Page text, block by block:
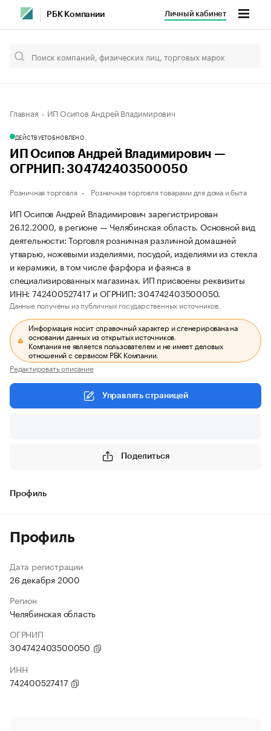
РБК Компании Личный кабинет
Главная ИП Осипов Андрей Владимирович
ДЕЙСТВУЕТОБНОВЛЕНО
ИП Осипов Андрей Владимирович —
ОГРНИП: 304742403500050
Розничная торговля Розничная торговля товарами для дома и быта
ИП Осипов Андрей Владимирович зарегистрирован
26.12.2000, в регионе — Челябинская область. Основной вид
деятельности: Торговля розничная различной домашней
утварью, ножевыми изделиями, посудой, изделиями из стекла
и керамики, в том числе фарфора и фаянса в
специализированных магазинах. ИП присвоены реквизиты
ИНН: 742400527417 и ОГРНИП: 304742403500050.
Данные получены из публичных государственных источников.
Информация носит справочный характер и сгенерирована на
основании данных из открытых источников.
Компания не является пользователем и не имеет деловых
отношений с сервисом РБК Компании.
Редактировать описание
Управлять страницей
Поделиться
Профиль
Профиль
Дата регистрации
26 декабря 2000
Регион
Челябинская область
ОГРНИП
304742403500050
ИНН
742400527417